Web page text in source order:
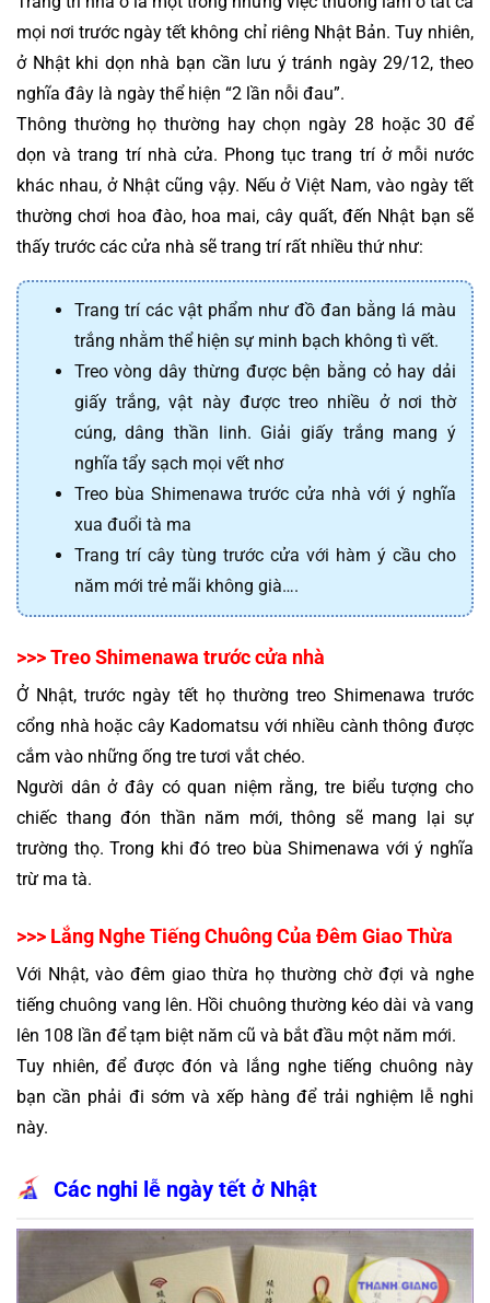
mọi nơi trước ngày tết không chỉ riêng Nhật Bản. Tuy nhiên,
ở Nhật khi dọn nhà bạn cần lưu ý tránh ngày 29/12, theo
nghĩa đây là ngày thể hiện “2 lần nỗi đau”.
Thông thường họ thường hay chọn ngày 28 hoặc 30 để
dọn và trang trí nhà cửa. Phong tục trang trí ở mỗi nước
khác nhau, ở Nhật cũng vậy. Nếu ở Việt Nam, vào ngày tết
thường chơi hoa đào, hoa mai, cây quất, đến Nhật bạn sẽ
thấy trước các cửa nhà sẽ trang trí rất nhiều thứ như:
Trang trí các vật phẩm như đồ đan bằng lá màu
trắng nhằm thể hiện sự minh bạch không tì vết.
Treo vòng dây thừng được bện bằng cỏ hay dải
giấy trắng, vật này được treo nhiều ở nơi thờ
cúng, dâng thần linh. Giải giấy trắng mang ý
nghĩa tẩy sạch mọi vết nhơ
Treo bùa Shimenawa trước cửa nhà với ý nghĩa
xua đuổi tà ma
Trang trí cây tùng trước cửa với hàm ý cầu cho
năm mới trẻ mãi không già….
>>> Treo Shimenawa trước cửa nhà
Ở Nhật, trước ngày tết họ thường treo Shimenawa trước
cổng nhà hoặc cây Kadomatsu với nhiều cành thông được
cắm vào những ống tre tươi vắt chéo.
Người dân ở đây có quan niệm rằng, tre biểu tượng cho
chiếc thang đón thần năm mới, thông sẽ mang lại sự
trường thọ. Trong khi đó treo bùa Shimenawa với ý nghĩa
trừ ma tà.
>>> Lắng Nghe Tiếng Chuông Của Đêm Giao Thừa
Với Nhật, vào đêm giao thừa họ thường chờ đợi và nghe
tiếng chuông vang lên. Hồi chuông thường kéo dài và vang
lên 108 lần để tạm biệt năm cũ và bắt đầu một năm mới.
Tuy nhiên, để được đón và lắng nghe tiếng chuông này
bạn cần phải đi sớm và xếp hàng để trải nghiệm lễ nghi
này.
Các nghi lễ ngày tết ở Nhật